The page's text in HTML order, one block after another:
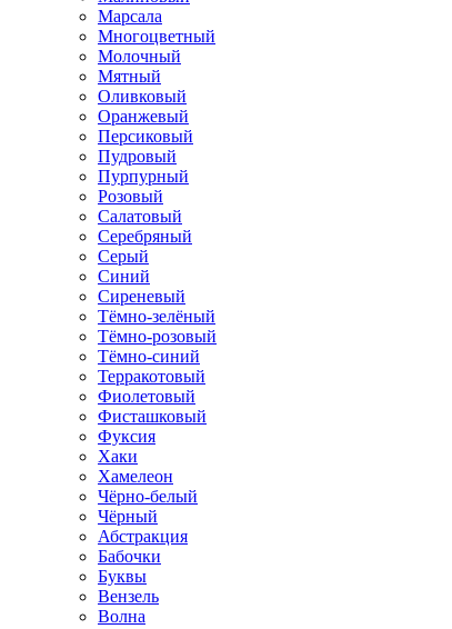
Марсала
Многоцветный
Молочный
Мятный
Оливковый
Оранжевый
Персиковый
Пудровый
Пурпурный
Розовый
Салатовый
Серебряный
Серый
Синий
Сиреневый
Тёмно-зелёный
Тёмно-розовый
Тёмно-синий
Терракотовый
Фиолетовый
Фисташковый
Фуксия
Хаки
Хамелеон
Чёрно-белый
Чёрный
Абстракция
Бабочки
Буквы
Вензель
Волна